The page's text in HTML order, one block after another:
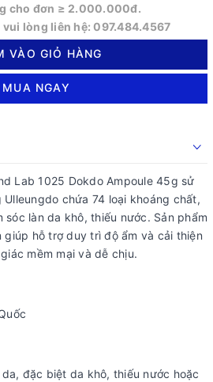
cho đơn ≥ 2.000.000đ.
lòng liên hệ: 097.484.4567
VÀO GIỎ HÀNG
MUA NGAY
Lab 1025 Dokdo Ampoule 45g sử
chứa 74 loại khoáng chất,
sóc làn da khô, thiếu nước. Sản phẩm
giúp hỗ trợ duy trì độ ẩm và cải thiện
mềm mại và dễ chịu.
đặc biệt da khô, thiếu nước hoặc